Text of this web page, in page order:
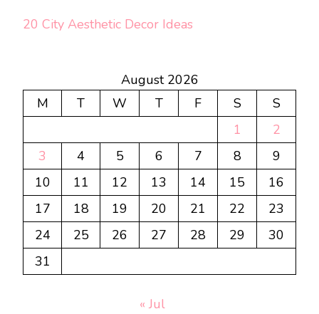
20 City Aesthetic Decor Ideas
August 2026
M
T W T F S
S
1
2
3
4 5 6 7 8
9
10
11 12 13 14 15
16
17
18 19 20 21 22
23
24
25 26 27 28 29
30
31
« Jul